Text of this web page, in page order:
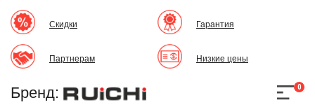
Скидки
Партнерам
Гарантия
Низкие цены
Бренд: 0